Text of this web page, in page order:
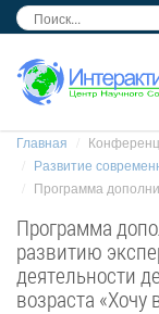
Главная
Развитие
Программа
Программа
развитию
деятельности
возраста «Хочу